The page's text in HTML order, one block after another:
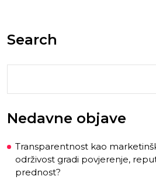
Search
Nedavne objave
Transparentnost kao
održivost gradi povjerenje,
prednost?